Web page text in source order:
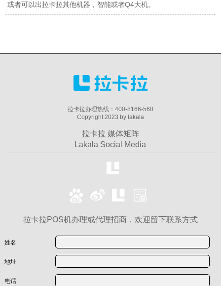
或者可以出拉卡拉其他机器，智能或者Q4大机。
拉卡拉办理热线：400-8166-560
Copyright 2023 by lakala
拉卡拉 媒体矩阵
Lakala Social Media
拉卡拉POS机办理或代理招商，欢迎留下联系方式
姓名
地址
电话